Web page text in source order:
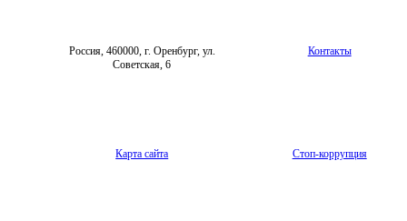
Россия, 460000, г. Оренбург, ул.
Советская, 6
Контакты
Карта сайта Стоп-коррупция